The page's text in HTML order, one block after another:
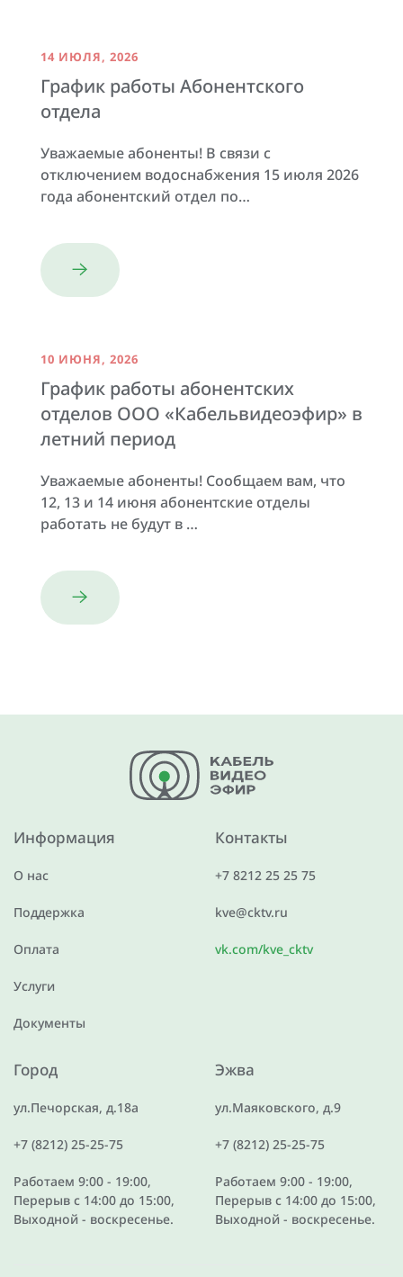
14 ИЮЛЯ, 2026
График работы Абонентского
отдела
Уважаемые абоненты! В связи с
отключением водоснабжения 15 июля 2026
года абонентский отдел по…
10 ИЮНЯ, 2026
График работы абонентских
отделов ООО «Кабельвидеоэфир» в
летний период
Уважаемые абоненты! Сообщаем вам, что
12, 13 и 14 июня абонентские отделы
работать не будут в …
Информация
О нас
Поддержка
Оплата
Услуги
Документы
Контакты
+7 8212 25 25 75
kve@cktv.ru
vk.com/kve_cktv
Город
ул.Печорская, д.18а
+7 (8212) 25-25-75
Работаем 9:00 - 19:00,
Перерыв с 14:00 до 15:00,
Выходной - воскресенье.
Эжва
ул.Маяковского, д.9
+7 (8212) 25-25-75
Работаем 9:00 - 19:00,
Перерыв с 14:00 до 15:00,
Выходной - воскресенье.